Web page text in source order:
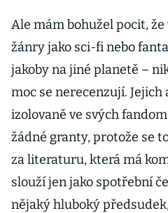
Ale mám bohužel pocit,
žánry jako sci-fi nebo
jakoby na jiné planetě –
moc se nerecenzují.
izolovaně ve svých
žádné granty, protože se
za literaturu, která má
slouží jen jako spotřební
nějaký hluboký